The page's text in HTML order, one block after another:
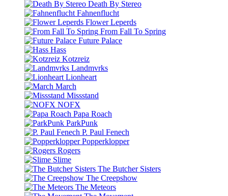
Death By Stereo
Fahnenflucht
Flower Leperds
From Fall To Spring
Future Palace
Hass
Kotzreiz
Landmvrks
Lionheart
March
Missstand
NOFX
Papa Roach
ParkPunk
P. Paul Fenech
Popperklopper
Rogers
Slime
The Butcher Sisters
The Creepshow
The Meteors